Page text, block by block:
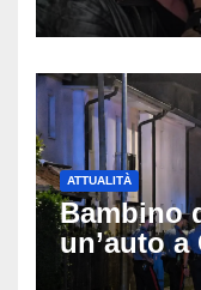
anni
ATTUALITÀ
Bambino
un’auto
Montello: